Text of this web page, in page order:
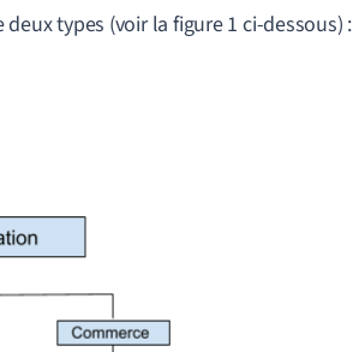
types (voir la figure 1 ci-dessous) :